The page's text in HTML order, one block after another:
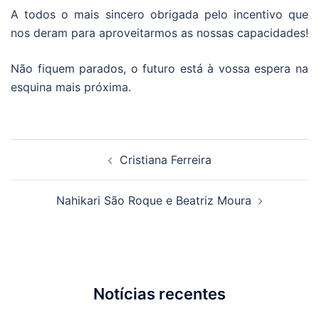
A todos o mais sincero obrigada pelo incentivo que
nos deram para aproveitarmos as nossas capacidades!
Não fiquem parados, o futuro está à vossa espera na
esquina mais próxima.
Cristiana Ferreira
Nahikari São Roque e Beatriz Moura
Notícias recentes